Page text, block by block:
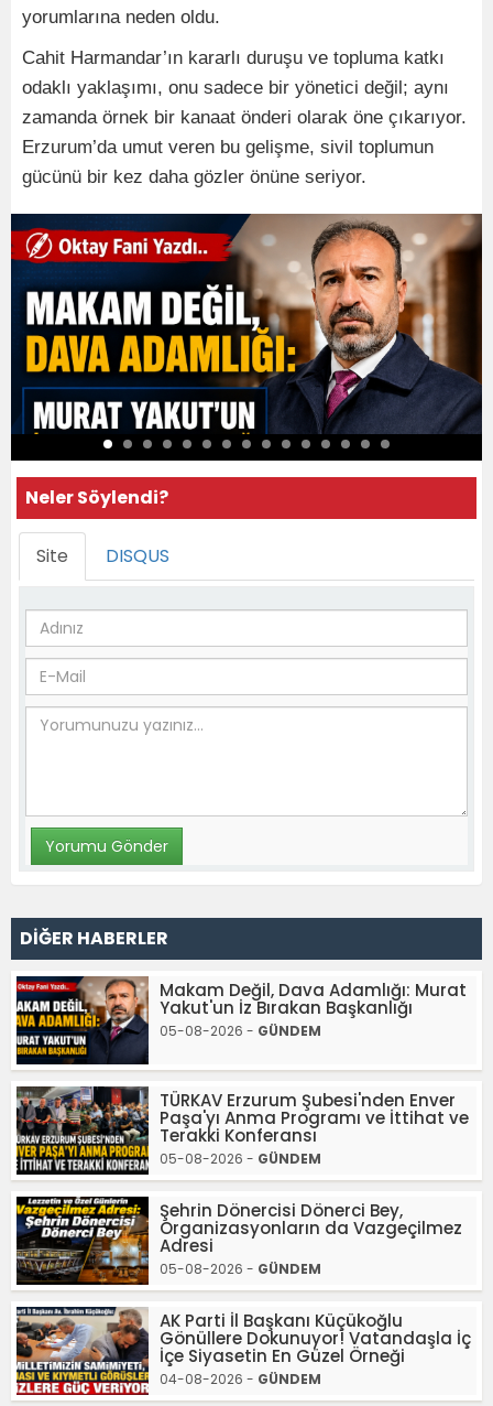
yorumlarına neden oldu.
Cahit Harmandar’ın kararlı duruşu ve topluma katkı
odaklı yaklaşımı, onu sadece bir yönetici değil; aynı
zamanda örnek bir kanaat önderi olarak öne çıkarıyor.
Erzurum’da umut veren bu gelişme, sivil toplumun
gücünü bir kez daha gözler önüne seriyor.
Neler Söylendi?
Site DISQUS
DİĞER HABERLER
Makam Değil, Dava Adamlığı: Murat
Yakut'un İz Bırakan Başkanlığı
05-08-2026 - GÜNDEM
TÜRKAV Erzurum Şubesi'nden Enver
Paşa'yı Anma Programı ve İttihat ve
Terakki Konferansı
05-08-2026 - GÜNDEM
Şehrin Dönercisi Dönerci Bey,
Organizasyonların da Vazgeçilmez
Adresi
05-08-2026 - GÜNDEM
AK Parti İl Başkanı Küçükoğlu
Gönüllere Dokunuyor! Vatandaşla İç
İçe Siyasetin En Güzel Örneği
04-08-2026 - GÜNDEM